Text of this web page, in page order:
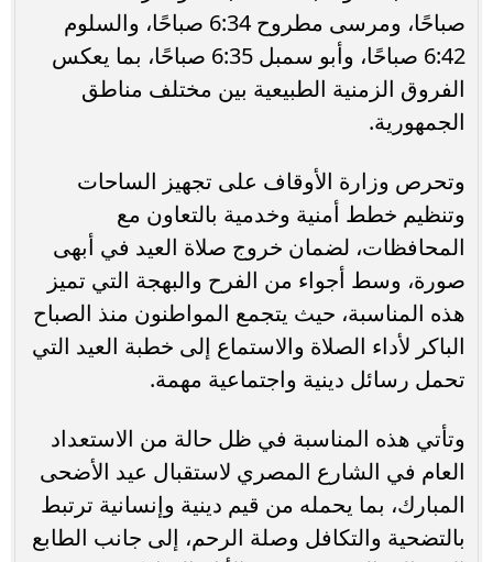
صباحًا، ومرسى مطروح 6:34 صباحًا، والسلوم
6:42 صباحًا، وأبو سمبل 6:35 صباحًا، بما يعكس
الفروق الزمنية الطبيعية بين مختلف مناطق
الجمهورية.
وتحرص وزارة الأوقاف على تجهيز الساحات
وتنظيم خطط أمنية وخدمية بالتعاون مع
المحافظات، لضمان خروج صلاة العيد في أبهى
صورة، وسط أجواء من الفرح والبهجة التي تميز
هذه المناسبة، حيث يتجمع المواطنون منذ الصباح
الباكر لأداء الصلاة والاستماع إلى خطبة العيد التي
تحمل رسائل دينية واجتماعية مهمة.
وتأتي هذه المناسبة في ظل حالة من الاستعداد
العام في الشارع المصري لاستقبال عيد الأضحى
المبارك، بما يحمله من قيم دينية وإنسانية ترتبط
بالتضحية والتكافل وصلة الرحم، إلى جانب الطابع